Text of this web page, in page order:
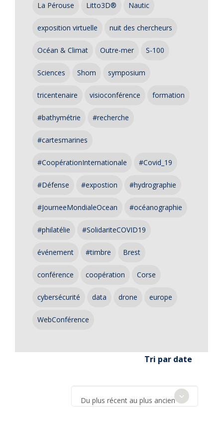
La Pérouse Litto3D® Nautic
exposition virtuelle nuit des chercheurs
Océan & Climat Outre-mer S-100
Sciences Shom symposium
tricentenaire visioconférence formation
#bathymétrie #recherche
#cartesmarines
#CoopérationInternationale #Covid_19
#Défense #expostion #hydrographie
#JourneeMondialeOcean #océanographie
#philatélie #SolidariteCOVID19
événement #timbre Brest
conférence coopération Corse
cybersécurité data drone europe
WebConférence
Tri par date
Du plus récent au plus ancien